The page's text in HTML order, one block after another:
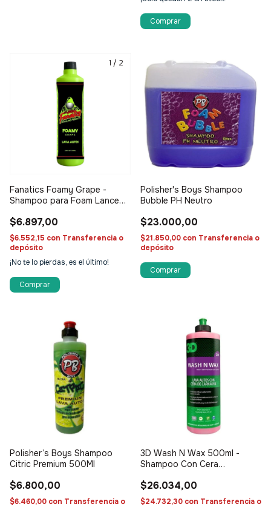
1 / 2
Fanatics Foamy Grape -
Shampoo para Foam Lance
$6.897,00
$6.552,15 con Transferencia o
depósito
¡No te lo pierdas, es el último!
Polisher's Boys Shampoo
Bubble PH Neutro
$23.000,00
$21.850,00 con Transferencia o
depósito
Polisher’s Boys Shampoo
Citric Premium 500Ml
$6.800,00
$6.460,00 con Transferencia o
3D Wash N Wax 500ml -
Shampoo Con Cera
$26.034,00
$24.732,30 con Transferencia o